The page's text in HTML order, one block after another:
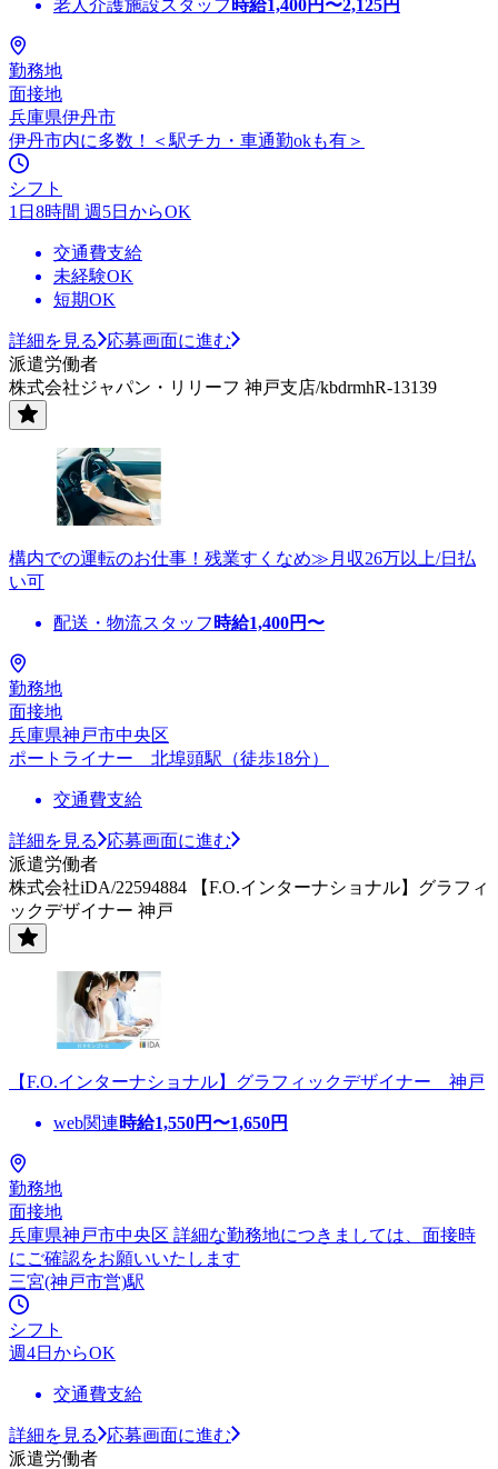
老人介護施設スタッフ 時給1,400円〜2,125円
勤務地
面接地
兵庫県伊丹市
伊丹市内に多数！＜駅チカ・車通勤okも有＞
シフト
1日8時間 週5日からOK
交通費支給
未経験OK
短期OK
詳細を見る
応募画面に進む
派遣労働者
株式会社ジャパン・リリーフ 神戸支店/kbdrmhR-13139
構内での運転のお仕事！残業すくなめ≫月収26万以上/日払
い可
配送・物流スタッフ 時給1,400円〜
勤務地
面接地
兵庫県神戸市中央区
ポートライナー 北埠頭駅（徒歩18分）
交通費支給
詳細を見る
応募画面に進む
派遣労働者
株式会社iDA/22594884 【F.O.インターナショナル】グラフィ
ックデザイナー 神戸
【F.O.インターナショナル】グラフィックデザイナー 神戸
web関連時給1,550円〜1,650円
勤務地
面接地
兵庫県神戸市中央区 詳細な勤務地につきましては、面接時
にご確認をお願いいたします
三宮(神戸市営)駅
シフト
週4日からOK
交通費支給
詳細を見る
応募画面に進む
派遣労働者